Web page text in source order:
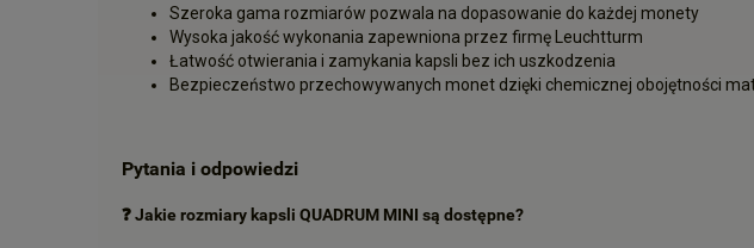
Szeroka gama rozmiarów pozwala na dopasowanie do każdej monety
Wysoka jakość wykonania zapewniona przez firmę Leuchtturm
Łatwość otwierania i zamykania kapsli bez ich uszkodzenia
Bezpieczeństwo przechowywanych monet dzięki chemicznej obojętności
Pytania i odpowiedzi
❓Jakie rozmiary kapsli QUADRUM MINI są dostępne?